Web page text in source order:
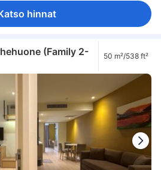
hinnat
(Family 2-
50 m²/538 ft²